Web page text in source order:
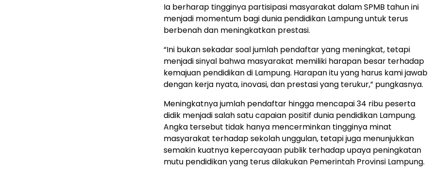
Ia berharap tingginya partisipasi masyarakat dalam SPMB tahun ini
menjadi momentum bagi dunia pendidikan Lampung untuk terus
berbenah dan meningkatkan prestasi.
“Ini bukan sekadar soal jumlah pendaftar yang meningkat, tetapi
menjadi sinyal bahwa masyarakat memiliki harapan besar terhadap
kemajuan pendidikan di Lampung. Harapan itu yang harus kami jawab
dengan kerja nyata, inovasi, dan prestasi yang terukur,” pungkasnya.
Meningkatnya jumlah pendaftar hingga mencapai 34 ribu peserta
didik menjadi salah satu capaian positif dunia pendidikan Lampung.
Angka tersebut tidak hanya mencerminkan tingginya minat
masyarakat terhadap sekolah unggulan, tetapi juga menunjukkan
semakin kuatnya kepercayaan publik terhadap upaya peningkatan
mutu pendidikan yang terus dilakukan Pemerintah Provinsi Lampung.